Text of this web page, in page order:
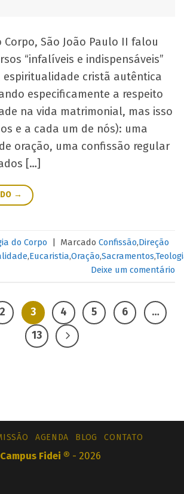
Corpo, São João Paulo II falou
“infalíveis e indispensáveis”
espiritualidade cristã autêntica
especificamente a respeito
na vida matrimonial, mas isso
e a cada um de nós): uma
oração, uma confissão regular
[…]
→
do Corpo | Marcado Confissão,Direção
,Eucaristia,Oração,Sacramentos,
Deixe um comentário
2 3 4 5 6
…
13
AGENDA BLOG CONTATO
Campus Fidei ® - 2026